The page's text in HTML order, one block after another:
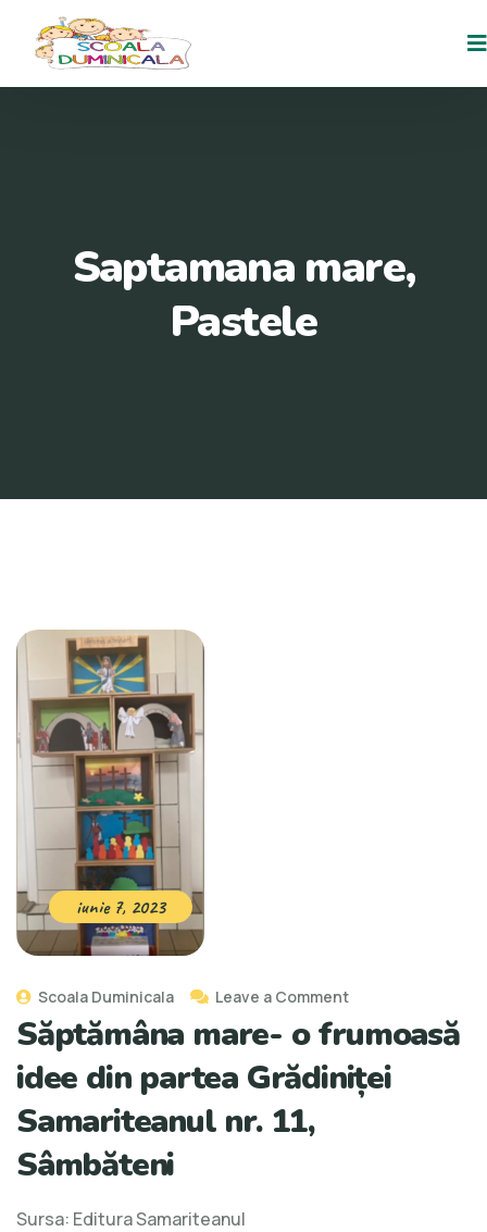
Saptamana mare,
Pastele
iunie 7, 2023
Scoala Duminicala Leave a Comment
Săptămâna mare- o frumoasă
idee din partea Grădiniței
Samariteanul nr. 11,
Sâmbăteni
Sursa: Editura Samariteanul